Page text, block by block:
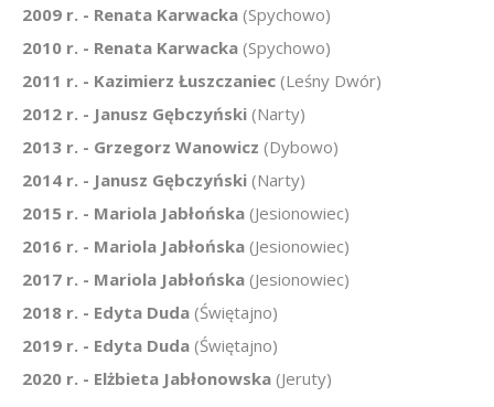
2009 r. - Renata Karwacka (Spychowo)
2010 r. - Renata Karwacka (Spychowo)
2011 r. - Kazimierz Łuszczaniec (Leśny Dwór)
2012 r. - Janusz Gębczyński (Narty)
2013 r. - Grzegorz Wanowicz (Dybowo)
2014 r. - Janusz Gębczyński (Narty)
2015 r. - Mariola Jabłońska (Jesionowiec)
2016 r. - Mariola Jabłońska (Jesionowiec)
2017 r. - Mariola Jabłońska (Jesionowiec)
2018 r. - Edyta Duda (Świętajno)
2019 r. - Edyta Duda (Świętajno)
2020 r. - Elżbieta Jabłonowska (Jeruty)